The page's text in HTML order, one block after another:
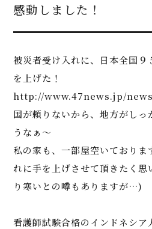
感動しました！
被災者受け入れに、日本全国９
を上げた！
http://www.47news.jp/
国が頼りないから、地方がしっ
うなぁ～
私の家も、一部屋空いておりま
れに手を上げさせて頂きたく思
り寒いとの噂もありますが…)
看護師試験合格のインドネシア